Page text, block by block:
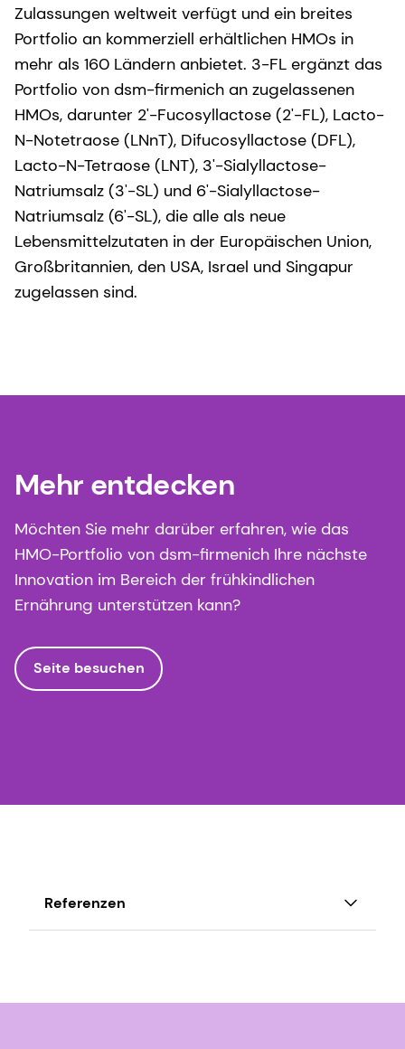
Zulassungen weltweit verfügt und ein breites
Portfolio an kommerziell erhältlichen HMOs in
mehr als 160 Ländern anbietet. 3-FL ergänzt das
Portfolio von dsm-firmenich an zugelassenen
HMOs, darunter 2'-Fucosyllactose (2'-FL), Lacto-
N-Notetraose (LNnT), Difucosyllactose (DFL),
Lacto-N-Tetraose (LNT), 3'-Sialyllactose-
Natriumsalz (3'-SL) und 6'-Sialyllactose-
Natriumsalz (6'-SL), die alle als neue
Lebensmittelzutaten in der Europäischen Union,
Großbritannien, den USA, Israel und Singapur
zugelassen sind.
Mehr entdecken
Möchten Sie mehr darüber erfahren, wie das
HMO-Portfolio von dsm-firmenich Ihre nächste
Innovation im Bereich der frühkindlichen
Ernährung unterstützen kann?
Seite besuchen
Referenzen
Zuckermama Glykobiologie. 22(9):1147-1162.